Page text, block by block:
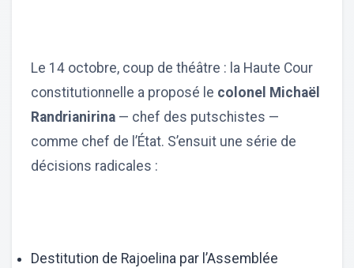
Le 14 octobre, coup de théâtre : la Haute Cour
constitutionnelle a proposé le colonel Michaël
Randrianirina — chef des putschistes —
comme chef de l’État. S’ensuit une série de
décisions radicales :
Destitution de Rajoelina par l’Assemblée